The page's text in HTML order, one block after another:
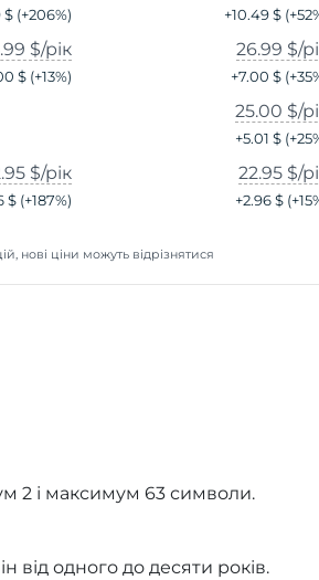
$ (+206%) +10.49 $(+52
$/рік
$ (+13%)
26.99 $/
+7.00 $(+35
25.00 $/
+5.01 $(+25
$/рік
$ (+187%)
22.95 $/
+2.96 $(+15
нові ціни можуть відрізнятися
2 і максимум 63 символи.
від одного до десяти років.